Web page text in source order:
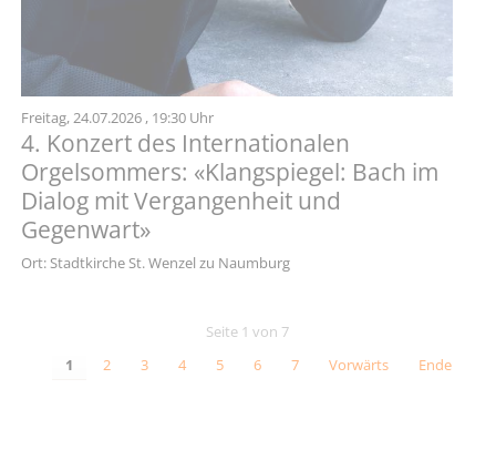
Freitag,24.07.2026 , 19:30 Uhr
4. Konzert des Internationalen
Orgelsommers: «Klangspiegel: Bach im
Dialog mit Vergangenheit und
Gegenwart»
Ort: Stadtkirche St. Wenzel zu Naumburg
Seite 1 von 7
1
2 3 4 5 6 7 Vorwärts Ende